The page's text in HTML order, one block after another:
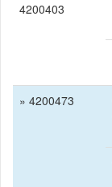
4200403
» 4200473